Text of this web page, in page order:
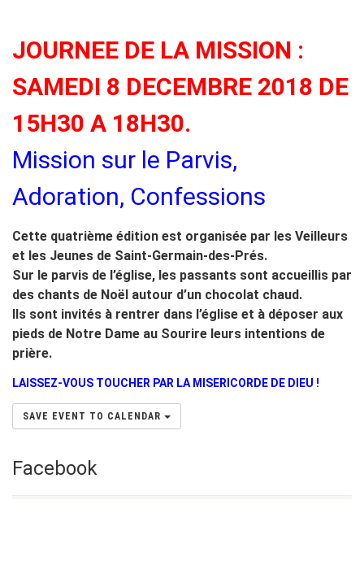
JOURNEE DE LA MISSION :
SAMEDI 8 DECEMBRE 2018 DE
15H30 A 18H30.
Mission sur le Parvis,
Adoration, Confessions
Cette quatrième édition est organisée par les Veilleurs
et les Jeunes de Saint-Germain-des-Prés.
Sur le parvis de l’église, les passants sont accueillis par
des chants de Noël autour d’un chocolat chaud.
Ils sont invités à rentrer dans l’église et à déposer aux
pieds de Notre Dame au Sourire leurs intentions de
prière.
LAISSEZ-VOUS TOUCHER PAR LA MISERICORDE DE DIEU !
SAVE EVENT TO CALENDAR
Facebook